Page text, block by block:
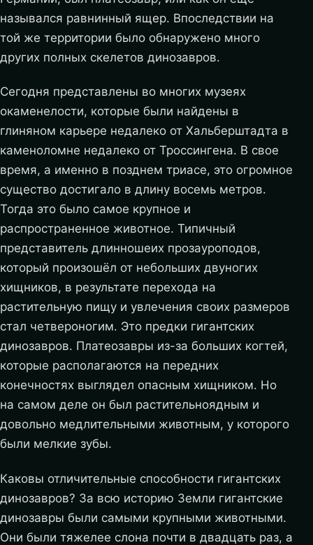
назывался равнинный ящер. Впоследствии на
той же территории было обнаружено много
других полных скелетов динозавров.
Сегодня представлены во многих музеях
окаменелости, которые были найдены в
глиняном карьере недалеко от Хальберштадта в
каменоломне недалеко от Троссингена. В свое
время, а именно в позднем триасе, это огромное
существо достигало в длину восемь метров.
Тогда это было самое крупное и
распространенное животное. Типичный
представитель длинношеих прозауроподов,
который произошёл от небольших двуногих
хищников, в результате перехода на
растительную пищу и увлечения своих размеров
стал четвероногим. Это предки гигантских
динозавров. Платеозавры из-за больших когтей,
которые располагаются на передних
конечностях выглядел опасным хищником. Но
на самом деле он был растительноядным и
довольно медлительными животным, у которого
были мелкие зубы.
Каковы отличительные способности гигантских
динозавров? За всю историю Земли гигантские
динозавры были самыми крупными животными.
Они были тяжелее слона почти в двадцать раз, а